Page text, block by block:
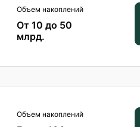
Объем накоплений
От 10 до 50
млрд.
Объем накоплений